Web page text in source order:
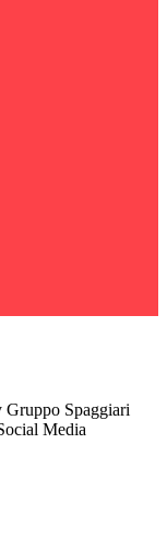
Gruppo Spaggiari
Media